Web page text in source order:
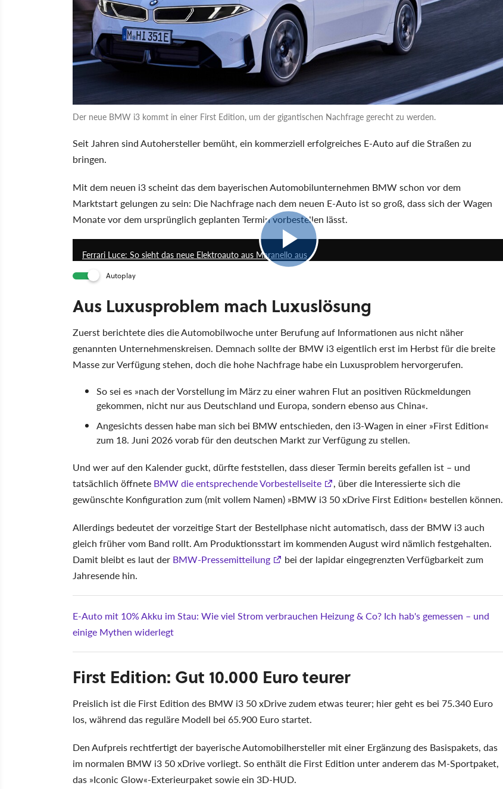
Der neue BMW i3 kommt in einer First Edition, um der gigantischen Nachfrage gerecht zu werden.
Seit Jahren sind Autohersteller bemüht, ein kommerziell erfolgreiches E-Auto auf die Straßen zu
bringen.
Mit dem neuen i3 scheint das dem bayerischen Automobilunternehmen BMW schon vor dem
Marktstart gelungen zu sein: Die Nachfrage nach dem neuen E-Auto ist so groß, dass sich der Wagen
Monate vor dem ursprünglich geplanten Termin vorbestellen lässt.
Ferrari Luce: So sieht das neue Elektroauto aus Maranello aus
Autoplay
Aus Luxusproblem mach Luxuslösung
Zuerst berichtete dies die Automobilwoche unter Berufung auf Informationen aus nicht näher
genannten Unternehmenskreisen. Demnach sollte der BMW i3 eigentlich erst im Herbst für die breite
Masse zur Verfügung stehen, doch die hohe Nachfrage habe ein Luxusproblem hervorgerufen.
So sei es nach der Vorstellung im März zu einer wahren Flut an positiven Rückmeldungen
gekommen, nicht nur aus Deutschland und Europa, sondern ebenso aus China .
Angesichts dessen habe man sich bei BMW entschieden, den i3-Wagen in einer »First Edition«
zum 18. Juni 2026 vorab für den deutschen Markt zur Verfügung zu stellen.
Und wer auf den Kalender guckt, dürfte feststellen, dass dieser Termin bereits gefallen ist – und
tatsächlich öffnete BMW die entsprechende Vorbestellseite
, über die Interessierte sich die
gewünschte Konfiguration zum (mit vollem Namen) BMW i3 50 xDrive First Edition bestellen können.
Allerdings bedeutet der vorzeitige Start der Bestellphase nicht automatisch, dass der BMW i3 auch
gleich früher vom Band rollt. Am Produktionsstart im kommenden August wird nämlich festgehalten.
Damit bleibt es laut der BMW-Pressemitteilung
bei der lapidar eingegrenzten Verfügbarkeit zum
Jahresende hin.
E-Auto mit 10% Akku im Stau: Wie viel Strom verbrauchen Heizung & Co? Ich hab's gemessen – und
einige Mythen widerlegt
First Edition: Gut 10.000 Euro teurer
Preislich ist die First Edition des BMW i3 50 xDrive zudem etwas teurer; hier geht es bei 75.340 Euro
los, während das reguläre Modell bei 65.900 Euro startet.
Den Aufpreis rechtfertigt der bayerische Automobilhersteller mit einer Ergänzung des Basispakets, das
im normalen BMW i3 50 xDrive vorliegt. So enthält die First Edition unter anderem das M-Sportpaket,
das Iconic Glow -Exterieurpaket sowie ein 3D-HUD.